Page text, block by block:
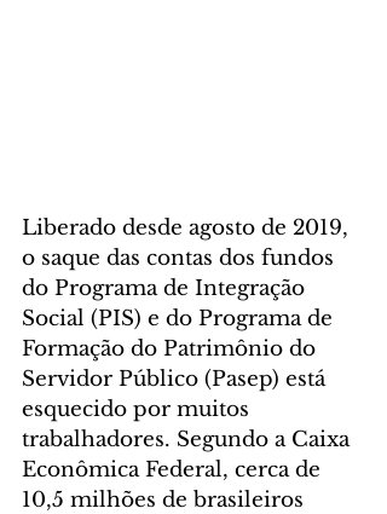
Liberado desde agosto de 2019,
o saque das contas dos fundos
do Programa de Integração
Social (PIS) e do Programa de
Formação do Patrimônio do
Servidor Público (Pasep) está
esquecido por muitos
trabalhadores. Segundo a Caixa
Econômica Federal, cerca de
10,5 milhões de brasileiros